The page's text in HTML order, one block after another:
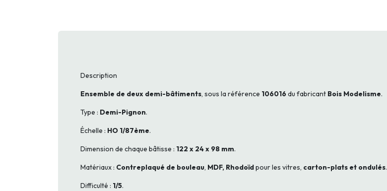
Description
Ensemble de deux demi-bâtiments, sous la référence 106016du fabricant Bois Modelisme.
Type : Demi-Pignon.
Échelle : HO 1/87ème.
Dimension de chaque bâtisse : 122 x 24 x 98 mm.
Matériaux : Contreplaqué de bouleau, MDF, Rhodoïdpour les vitres, carton-plats et ondulés.
Difficulté : 1/5.